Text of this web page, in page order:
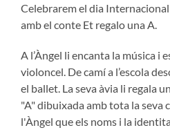
Celebrarem el dia
amb el conte Et regalo una A.
A l’Àngel li encanta la música i
violoncel. De camí a l’escola
el ballet. La seva àvia li regala
"A" dibuixada amb tota la seva
l'Àngel que els noms i la